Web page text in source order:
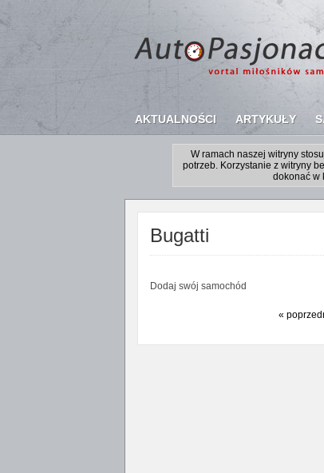
AKTUALNOŚCI ARTYKUŁY
W ramach naszej witryny
potrzeb. Korzystanie z witryny
dokonać w
Bugatti
Dodaj swój samochód
«